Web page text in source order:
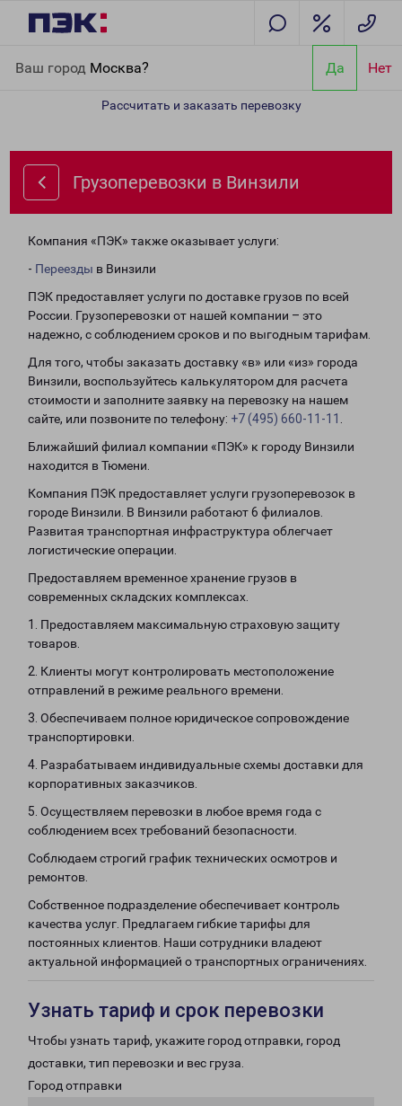
Ваш город Москва? Да Нет
Рассчитать и заказать перевозку
Грузоперевозки в Винзили
Компания «ПЭК» также оказывает услуги:
- Переезды в Винзили
ПЭК предоставляет услуги по доставке грузов по всей
России. Грузоперевозки от нашей компании – это
надежно, с соблюдением сроков и по выгодным тарифам.
Для того, чтобы заказать доставку «в» или «из» города
Винзили, воспользуйтесь калькулятором для расчета
стоимости и заполните заявку на перевозку на нашем
сайте, или позвоните по телефону: +7 (495) 660-11-11
Ближайший филиал компании «ПЭК» к городу Винзили
находится в Тюмени.
Компания ПЭК предоставляет услуги грузоперевозок в
городе Винзили. В Винзили работают 6 филиалов.
Развитая транспортная инфраструктура облегчает
логистические операции.
Предоставляем временное хранение грузов в
современных складских комплексах.
1. Предоставляем максимальную страховую защиту
товаров.
2. Клиенты могут контролировать местоположение
отправлений в режиме реального времени.
3. Обеспечиваем полное юридическое сопровождение
транспортировки.
4. Разрабатываем индивидуальные схемы доставки для
корпоративных заказчиков.
5. Осуществляем перевозки в любое время года с
соблюдением всех требований безопасности.
Соблюдаем строгий график технических осмотров и
ремонтов.
Собственное подразделение обеспечивает контроль
качества услуг. Предлагаем гибкие тарифы для
постоянных клиентов. Наши сотрудники владеют
актуальной информацией о транспортных ограничениях.
Узнать тариф и срок перевозки
Чтобы узнать тариф, укажите город отправки, город
доставки, тип перевозки и вес груза.
Город отправки